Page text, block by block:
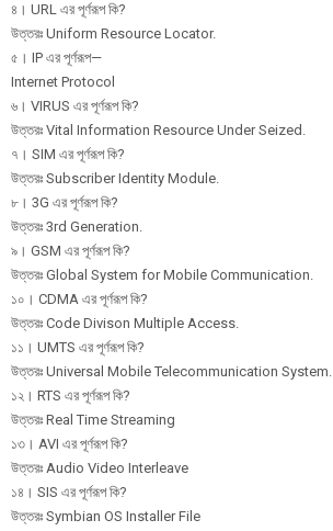
৪। URL এর পূর্ণরূপ কি?
উত্তরঃ Uniform Resource Locator.
৫। IP এর পূর্ণরূপ—
Internet Protocol
৬। VIRUS এর পূর্ণরূপ কি?
উত্তরঃ Vital Information Resource Under Seized.
৭। SIM এর পূর্ণরূপ কি?
উত্তরঃ Subscriber Identity Module.
৮। 3G এর পূর্ণরূপ কি?
উত্তরঃ 3rd Generation.
৯। GSM এর পূর্ণরূপ কি?
উত্তরঃ Global System for Mobile Communication.
১০। CDMA এর পূর্ণরূপ কি?
উত্তরঃ Code Divison Multiple Access.
১১। UMTS এর পূর্ণরূপ কি?
উত্তরঃ Universal Mobile Telecommunication System.
১২। RTS এর পূর্ণরূপ কি?
উত্তরঃ Real Time Streaming
১৩। AVI এর পূর্ণরূপ কি?
উত্তরঃ Audio Video Interleave
১৪। SIS এর পূর্ণরূপ কি?
উত্তরঃ Symbian OS Installer File